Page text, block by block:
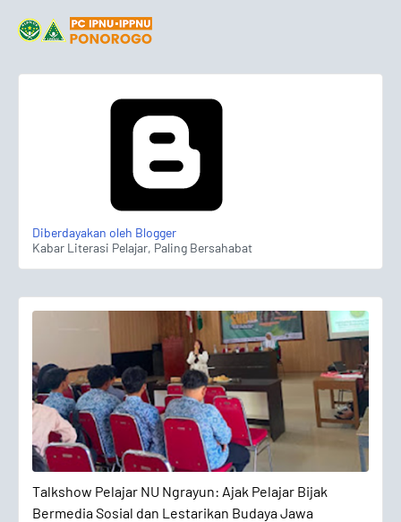
Diberdayakan oleh Blogger
Kabar Literasi Pelajar, Paling Bersahabat
Talkshow Pelajar NU Ngrayun: Ajak Pelajar Bijak
Bermedia Sosial dan Lestarikan Budaya Jawa